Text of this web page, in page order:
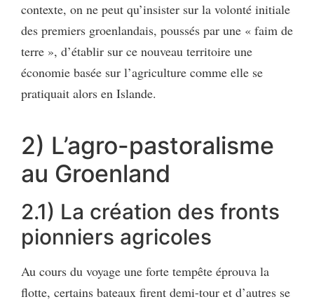
contexte, on ne peut qu’insister sur la volonté initiale
des premiers groenlandais, poussés par une « faim de
terre », d’établir sur ce nouveau territoire une
économie basée sur l’agriculture comme elle se
pratiquait alors en Islande.
2) L’agro-pastoralisme
au Groenland
2.1) La création des fronts
pionniers agricoles
Au cours du voyage une forte tempête éprouva la
flotte, certains bateaux firent demi-tour et d’autres se